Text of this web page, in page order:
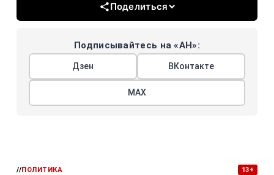
Поделиться
Подписывайтесь на «АН»:
Дзен ВКонтакте
МАХ
//ПОЛИТИКА 13+